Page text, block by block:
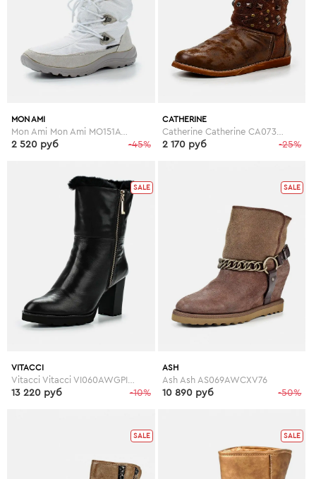
MON AMI
-45%
2 520 руб
CATHERINE
Catherine Catherine CA073AWGOG97
-25%
2 170 руб
SALE
VITACCI
-10%
13 220 руб
SALE
ASH
Ash Ash AS069AWCXV76
-50%
10 890 руб
SALE SALE